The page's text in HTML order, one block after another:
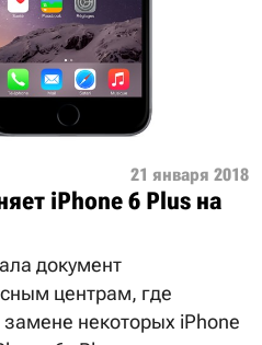
21 января 2018
iPhone 6 Plus на
документ
центрам, где
некоторых iPhone